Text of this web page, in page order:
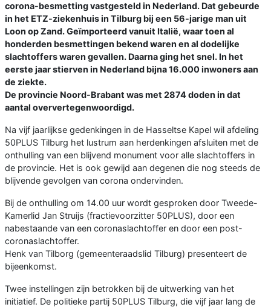
corona-besmetting vastgesteld in Nederland. Dat gebeurde
in het ETZ-ziekenhuis in Tilburg bij een 56-jarige man uit
Loon op Zand. Geïmporteerd vanuit Italië, waar toen al
honderden besmettingen bekend waren en al dodelijke
slachtoffers waren gevallen. Daarna ging het snel. In het
eerste jaar stierven in Nederland bijna 16.000 inwoners aan
de ziekte.
De provincie Noord-Brabant was met 2874 doden in dat
aantal oververtegenwoordigd.
Na vijf jaarlijkse gedenkingen in de Hasseltse Kapel wil afdeling
50PLUS Tilburg het lustrum aan herdenkingen afsluiten met de
onthulling van een blijvend monument voor alle slachtoffers in
de provincie. Het is ook gewijd aan degenen die nog steeds de
blijvende gevolgen van corona ondervinden.
Bij de onthulling om 14.00 uur wordt gesproken door Tweede-
Kamerlid Jan Struijs (fractievoorzitter 50PLUS), door een
nabestaande van een coronaslachtoffer en door een post-
coronaslachtoffer.
Henk van Tilborg (gemeenteraadslid Tilburg) presenteert de
bijeenkomst.
Twee instellingen zijn betrokken bij de uitwerking van het
initiatief. De politieke partij 50PLUS Tilburg, die vijf jaar lang de